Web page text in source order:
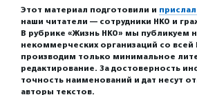
Этот материал подготовили и
наши читатели — сотрудники НКО и
В рубрике «Жизнь НКО» мы публикуем
некоммерческих организаций со
производим только минимальное
редактирование. За достоверность
точность наименований и дат несут
авторы текстов.